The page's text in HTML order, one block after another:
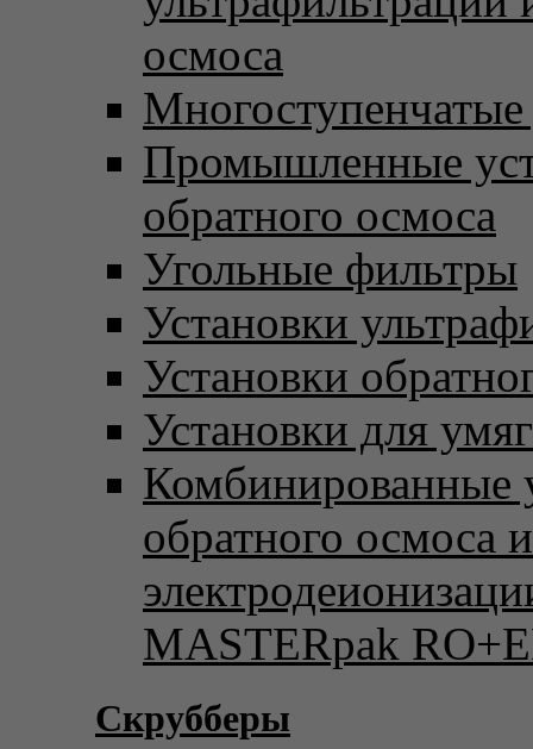
осмоса
Промышленные
обратного осмоса
Угольные фильтры
Установки
Установки
Установки для
Комбинированные
обратного осмоса и
MASTERpak
Скрубберы